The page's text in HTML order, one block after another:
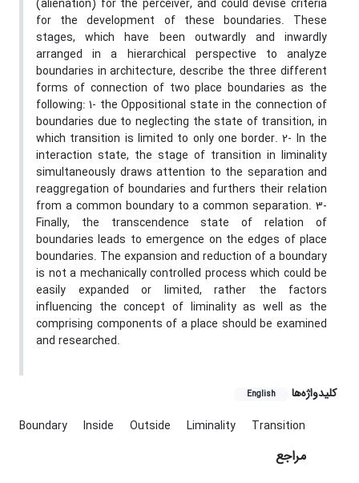
(alienation) for the perceiver, and could devise criteria
for the development of these boundaries. These
stages, which have been outwardly and inwardly
arranged in a hierarchical perspective to analyze
boundaries in architecture, describe the three different
forms of connection of two place boundaries as the
following: 1- the Oppositional state in the connection of
boundaries due to neglecting the state of transition, in
which transition is limited to only one border. 2- In the
interaction state, the stage of transition in liminality
simultaneously draws attention to the separation and
reaggregation of boundaries and furthers their relation
from a common boundary to a common separation. 3-
Finally, the transcendence state of relation of
boundaries leads to emergence on the edges of place
boundaries. The expansion and reduction of a boundary
is not a mechanically controlled process which could be
easily expanded or limited, rather the factors
influencing the concept of liminality as well as the
comprising components of a place should be examined
and researched.
کلیدواژه‌ها English
Boundary Inside Outside Liminality Transition
مراجع